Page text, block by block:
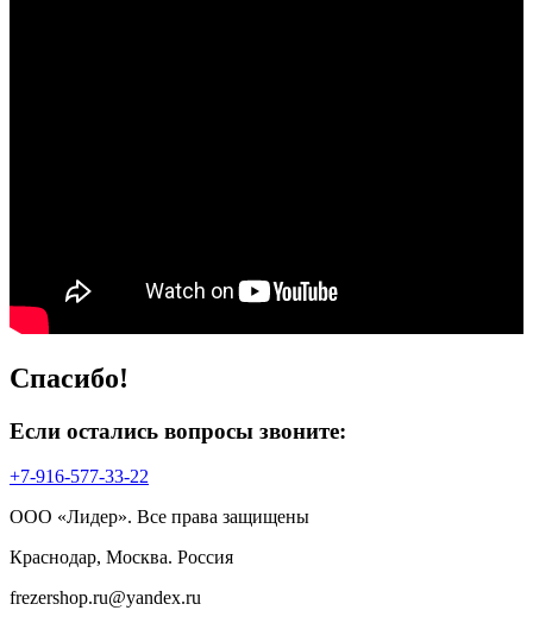
Спасибо!
Если остались вопросы звоните:
+7-916-577-33-22
ООО «Лидер». Все права защищены
Краснодар, Москва. Россия
frezershop.ru@yandex.ru